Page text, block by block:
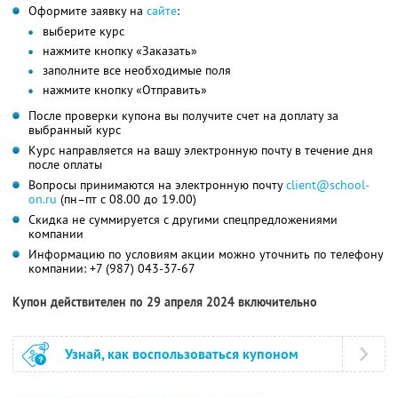
Оформите заявку на сайте:
выберите курс
нажмите кнопку «Заказать»
заполните все необходимые поля
нажмите кнопку «Отправить»
После проверки купона вы получите счет на доплату за
выбранный курс
Курс направляется на вашу электронную почту в течение дня
после оплаты
Вопросы принимаются на электронную почтуclient@school-
on.ru (пн–пт с 08.00 до 19.00)
Скидка не суммируется с другими спецпредложениями
компании
Информацию по условиям акции можно уточнить по телефону
компании: +7 (987) 043-37-67
Купон действителен по 29 апреля 2024 включительно
Узнай, как воспользоваться купоном